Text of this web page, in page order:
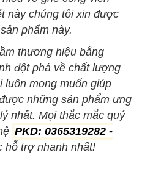
này chúng tôi xin được
phẩm này.
thương hiệu bằng
đột phá về chất lượng
luôn mong muốn giúp
những sản phẩm ưng
nhất. Mọi thắc mắc quý
PKD: 0365319282 -
hỗ trợ nhanh nhất!